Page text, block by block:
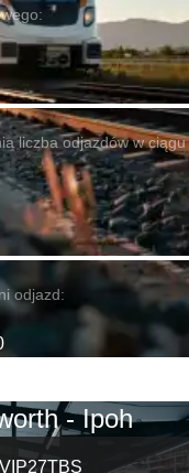
liczba odjazdów w ciągu
odjazd:
- Ipoh